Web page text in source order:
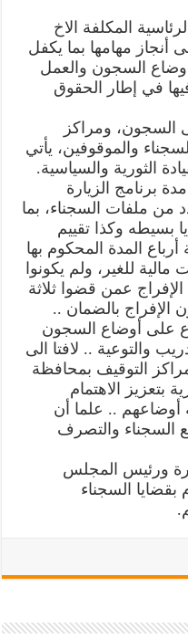
المكلفة الاخ
أنجاز مهامها بما يكفل
السجون والعمل
في إطار الحقوق
السجون، ومراكز
والموقوفين، يأتي
الثورية والسياسية.
برنامج الزيارة
من ملفات السجناء، بما
بسيطه وكذا تقييم
المدة المحكوم بها
للغير، ولم يكونوا
عمن قضوا ثلاثة
الإفراج بالضمان ..
على أوضاع السجون
والتوعية .. لافتا الى
التوقيف بمحافظة
بتعزيز الاهتمام
أوضاعهم .. علما أن
السجناء والتصرف
ورئيس المجلس
السجناء